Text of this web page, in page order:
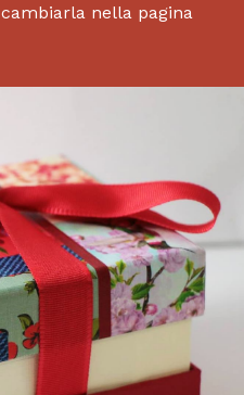
nella pagina